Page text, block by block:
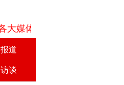
、机构团体、学校以及企业
道
谈